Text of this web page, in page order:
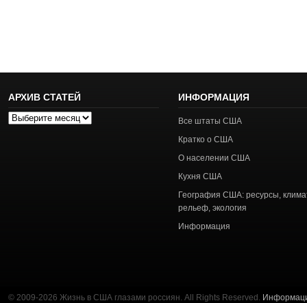
АРХИВ СТАТЕЙ
Архив
ИНФОРМАЦИЯ
Все штаты США
Кратко о США
О населении США
Кухня США
География США: ресурсы,
рельеф, экология
Информация
© 2009-2026 Жизнь в США глазами россиян. All Rights Reserved.